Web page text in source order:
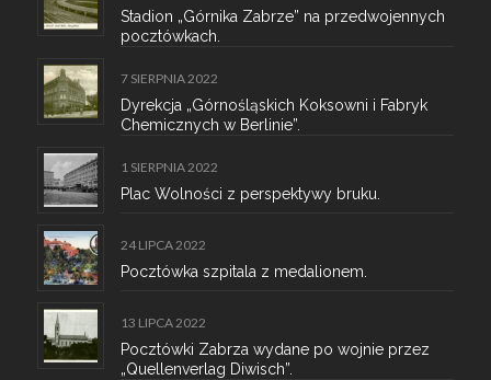
Stadion „Górnika Zabrze” na przedwojennych
pocztówkach.
7 SIERPNIA 2022
Dyrekcja „Górnośląskich Koksowni i Fabryk
Chemicznych w Berlinie”.
1 SIERPNIA 2022
Plac Wolności z perspektywy bruku.
24 LIPCA 2022
Pocztówka szpitala z medalionem.
13 LIPCA 2022
Pocztówki Zabrza wydane po wojnie przez
„Quellenverlag Diwisch”.